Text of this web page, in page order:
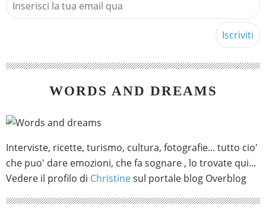
WORDS AND DREAMS
Interviste, ricette, turismo, cultura, fotografie... tutto cio'
che puo' dare emozioni, che fa sognare , lo trovate qui...
Vedere il profilo di Christinesul portale blog Overblog